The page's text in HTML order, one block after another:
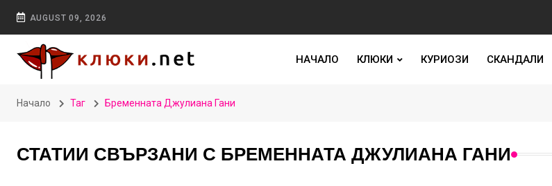
AUGUST 09, 2026
НАЧАЛО КЛЮКИ КУРИОЗИ СКАНДАЛИ
Начало Таг Бременната Джулиана Гани
СТАТИИ СВЪРЗАНИ С БРЕМЕННАТА ДЖУЛИАНА ГАНИ